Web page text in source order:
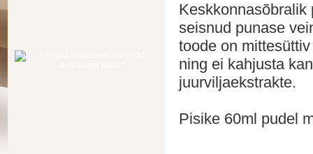
Keskkonnasõbralik
seisnud punase
toode on
ning ei kahjusta
juurviljaekstrakte.
Pisike 60ml pudel